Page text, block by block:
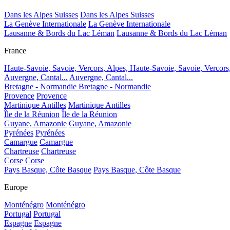
Dans les Alpes Suisses Dans les Alpes Suisses
La Genève Internationale La Genève Internationale
Lausanne & Bords du Lac Léman Lausanne & Bords du Lac Léman
France
Haute-Savoie, Savoie, Vercors, Alpes, Haute-Savoie, Savoie,
Auvergne, Cantal... Auvergne, Cantal...
Bretagne - Normandie Bretagne - Normandie
Provence Provence
Martinique Antilles Martinique Antilles
Île de la Réunion Île de la Réunion
Guyane, Amazonie Guyane, Amazonie
Pyrénées Pyrénées
Camargue Camargue
Chartreuse Chartreuse
Corse Corse
Pays Basque, Côte Basque Pays Basque, Côte Basque
Europe
Monténégro Monténégro
Portugal Portugal
Espagne Espagne